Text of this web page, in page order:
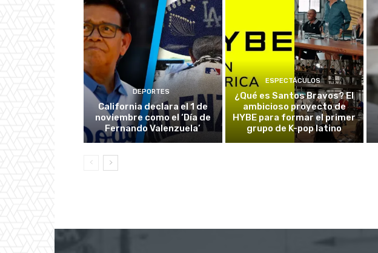
DEPORTES
California declara el 1 de
noviembre como el ‘Día de
Fernando Valenzuela’
ESPECTÁCULOS
¿Qué es Santos Bravos? El
ambicioso proyecto de
HYBE para formar el primer
grupo de K-pop latino